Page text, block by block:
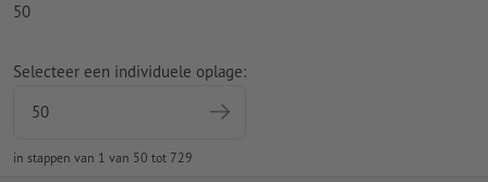
50
Selecteer een individuele oplage:
in stappen van 1 van 50 tot 729